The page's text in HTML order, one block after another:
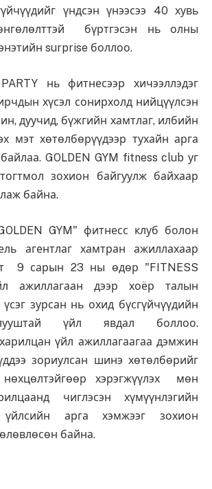
үндсэн үнээсээ 40 хувь
бүртгэсэн нь олны
surprise боллоо.
нь фитнесээр хичээллэдэг
хүсэл сонирхолд нийцүүлсэн
дуучид, бүжгийн хамтлаг, илбийн
мэт хөтөлбөрүүдээр тухайн арга
GOLDEN GYM fitness club уг
зохион байгуулж байхаар
байна.
GYM" фитнесс клуб болон
агентлаг хамтран ажиллахаар
9 сарын 23 ны өдөр "FITNESS
ажиллагаан дээр хоёр талын
зурсан нь охид бүсгүйчүүдийн
үйл явдал боллоо.
харилцан үйл ажиллагаагаа дэмжин
зориулсан шинэ хөтөлбөрийг
хэрэгжүүлэх мөн
чиглэсэн хүмүүнлэгийн
арга хэмжээг зохион
байна.